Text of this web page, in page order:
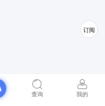
查询 我的
订阅